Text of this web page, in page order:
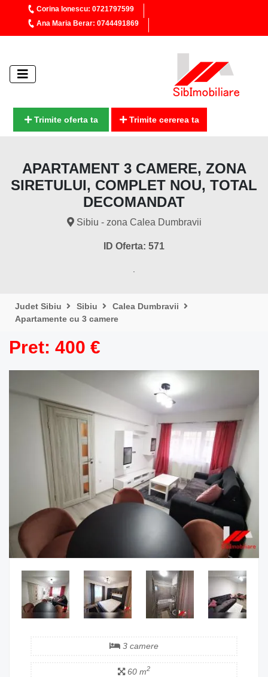
Corina Ionescu: 0721797599
Ana Maria Berar: 0744491869
Trimite oferta ta Trimite cererea ta
APARTAMENT 3 CAMERE, ZONA
SIRETULUI, COMPLET NOU, TOTAL
DECOMANDAT
Sibiu - zona Calea Dumbravii
ID Oferta: 571
Judet Sibiu Sibiu
Calea Dumbravii
Apartamente cu 3 camere
Pret: 400 €
3 camere
60 m2